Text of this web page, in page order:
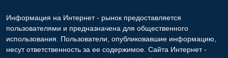
Информация на Интернет - рынок предоставляется
пользователями и предназначена для общественного
использования. Пользователи, опубликовавшие информацию,
несут ответственность за ее содержимое. Сайта Интернет -